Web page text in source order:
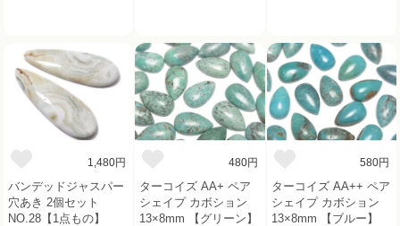
1,480円
バンデッドジャスパー
穴あき 2個セット
NO.28【1点もの】
480円
ターコイズ AA+ ペア
シェイプ カボション
13×8mm 【グリーン】
580円
ターコイズ AA++ ペア
シェイプ カボション
13×8mm 【ブルー】